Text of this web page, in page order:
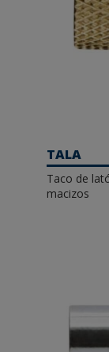
TALA
Taco de
macizos